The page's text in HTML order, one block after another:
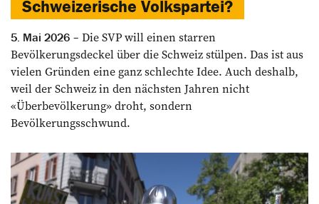
Schweizerische Volkspartei?
5. Mai 2026
Die SVP will einen starren
Bevölkerungsdeckel über die Schweiz stülpen. Das ist aus
vielen Gründen eine ganz schlechte Idee. Auch deshalb,
weil der Schweiz in den nächsten Jahren nicht
«Überbevölkerung» droht, sondern
Bevölkerungsschwund.